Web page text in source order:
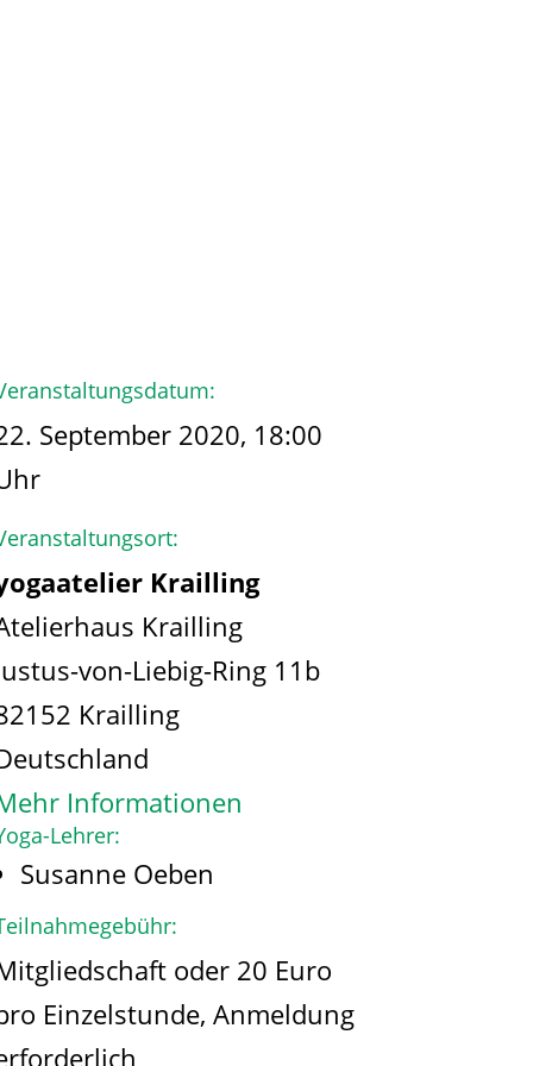
September 2020, 18:00
Krailling
Krailling
von-Liebig-Ring 11b
Krailling
Informationen
Lehrer:
Susanne Oeben
oder 20 Euro
Einzelstunde, Anmeldung